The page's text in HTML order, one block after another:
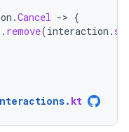
.Cancel -> {
. remove(interaction .
. kt